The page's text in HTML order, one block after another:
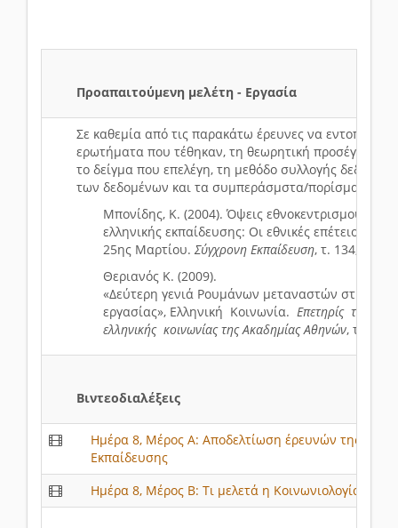
Προαπαιτούμενη μελέτη - Εργασία
Σε καθεμία από τις παρακάτω έρευνες να εντοπίσετε
ερωτήματα που τέθηκαν, τη θεωρητική προσέγγιση/
το δείγμα που επελέγη, τη μεθόδο συλλογής
των δεδομένων και τα συμπεράσμστα/πορίσματα.
Μπονίδης, Κ. (2004). Όψεις εθνοκεντρισμού στη
ελληνικής εκπαίδευσης: Οι εθνικές επέτειοι
25ης Μαρτίου. Σύγχρονη Εκπαίδευση, τ. 134, σσ.
Θεριανός Κ. (2009).
«Δεύτερη γενιά Ρουμάνων μεταναστών στην
εργασίας», Ελληνική Κοινωνία. Επετηρίς του
ελληνικής κοινωνίας της Ακαδημίας Αθηνών, τόμος
Βιντεοδιαλέξεις
Ημέρα 8, Μέρος Α: Αποδελτίωση έρευνών της
Εκπαίδευσης
Ημέρα 8, Μέρος Β: Tι μελετά η Κοινωνιολογία της